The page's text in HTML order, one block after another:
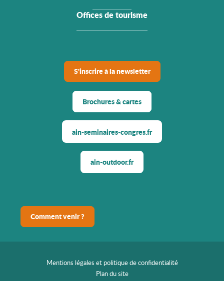
Offices de tourisme
S'inscrire à la newsletter
Brochures & cartes
ain-seminaires-congres.fr
ain-outdoor.fr
Comment venir ?
Mentions légales et politique de confidentialité
Plan du site